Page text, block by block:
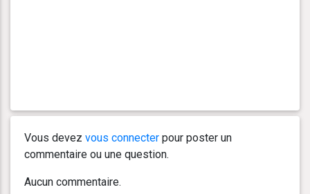
Vous devez vous connecter pour poster un
commentaire ou une question.
Aucun commentaire.